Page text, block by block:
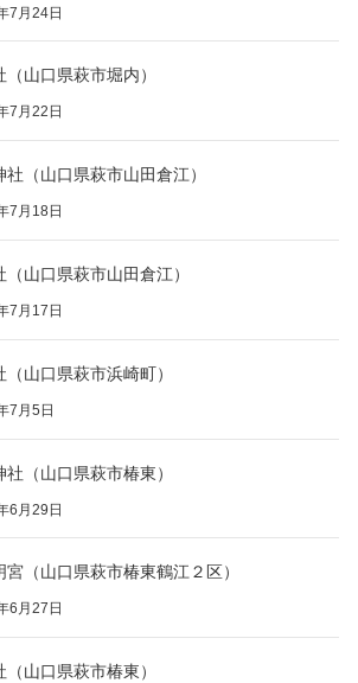
7月24日
（山口県萩市堀内）
7月22日
社（山口県萩市山田倉江）
7月18日
（山口県萩市山田倉江）
7月17日
（山口県萩市浜崎町）
7月5日
社（山口県萩市椿東）
6月29日
宮（山口県萩市椿東鶴江２区）
6月27日
（山口県萩市椿東）